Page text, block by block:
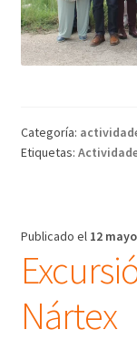
Categoría:
Etiquetas:
Publicado el 12
Nártex